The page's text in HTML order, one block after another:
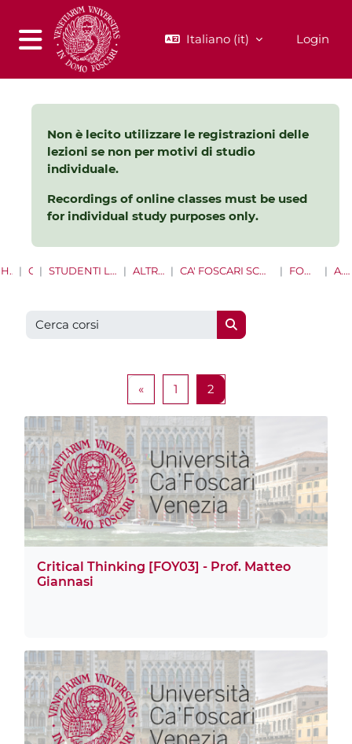
Vai al contenuto principale
Pannello laterale
Italiano ‎(it)‎ Login
Non è lecito utilizzare le registrazioni delle
lezioni se non per motivi di studio
individuale.
Recordings of online classes must be used
for individual study purposes only.
HOME CORSI STUDENTI LAUREE E LAUREE MAGISTRALI ALTRE OPPORTUNITÀ CA' FOSCARI SCHOOL FOR INTERNATIONAL EDUCATION FOUNDATION YEAR A.A 2020/2021
Cerca corsi
Cerca corsi
«Pagina precedente
1Pagina 1
2Pagina 2
Critical Thinking [FOY03] - Prof. Matteo
Giannasi